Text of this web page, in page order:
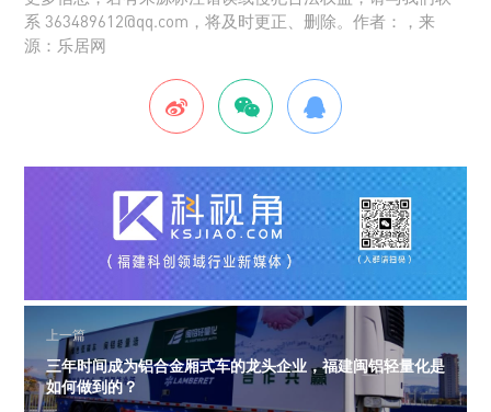
系 363489612@qq.com，将及时更正、删除。作者：，来
源：乐居网
上一篇
三年时间成为铝合金厢式车的龙头企业，福建闽铝轻量化是
如何做到的？